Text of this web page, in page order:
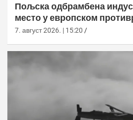
Пољска одбрамбена
место у европском
7. август 2026. | 15:20